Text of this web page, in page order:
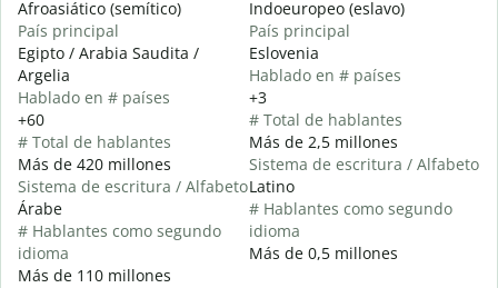
Afroasiático (semítico)
País principal
Egipto / Arabia Saudita /
Argelia
Hablado en # países
+60
# Total de hablantes
Más de 420 millones
Sistema de escritura / Alfabeto
Árabe
# Hablantes como segundo
idioma
Más de 110 millones
Indoeuropeo (eslavo)
País principal
Eslovenia
Hablado en # países
+3
# Total de hablantes
Más de 2,5 millones
Sistema de escritura / Alfabeto
Latino
# Hablantes como segundo
idioma
Más de 0,5 millones